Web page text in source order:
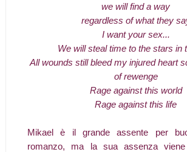
we will find a way
regardless of what they
I want your sex...
We will steal time to the stars in
All wounds still bleed my injured heart
of rewenge
Rage against this world
Rage against this life
Mikael è il grande assente per
romanzo, ma la sua assenza